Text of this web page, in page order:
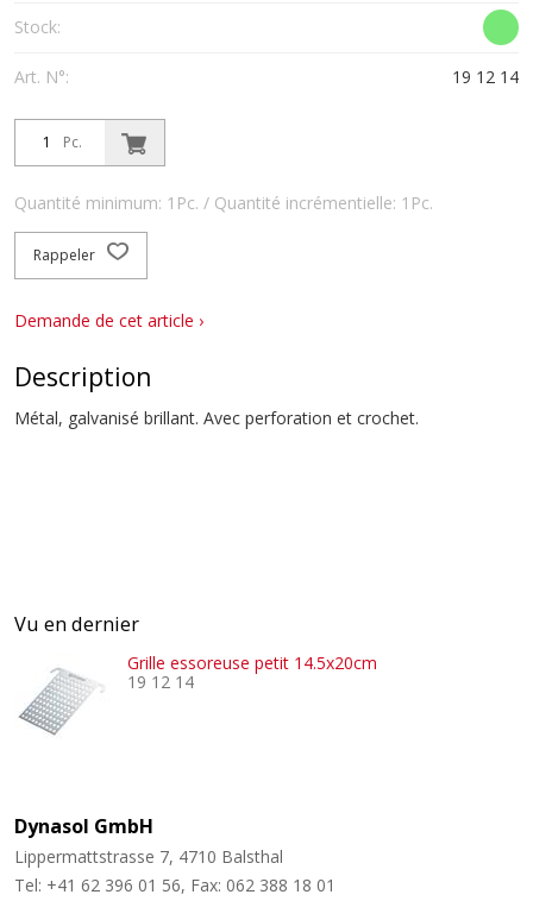
Stock:
Art. N°: 19 12 14
Pc.
Quantité minimum: 1Pc. / Quantité incrémentielle: 1Pc.
Rappeler
Demande de cet article ›
Description
Métal, galvanisé brillant. Avec perforation et crochet.
Vu en dernier
Grille essoreuse petit 14.5x20cm
19 12 14
Dynasol GmbH
Lippermattstrasse 7, 4710 Balsthal
Tel: +41 62 396 01 56, Fax: 062 388 18 01